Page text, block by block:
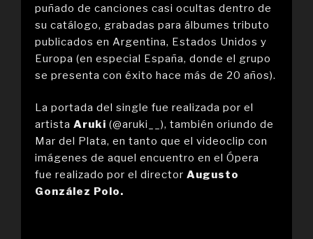
puñado de canciones casi ocultas dentro de
su catálogo, grabadas para álbumes tributo
publicados en Argentina, Estados Unidos y
Europa (en especial España, donde el grupo
se presenta con éxito hace más de 20 años).
La portada del single fue realizada por el
artista Aruki (@aruki__), también oriundo de
Mar del Plata, en tanto que el videoclip con
imágenes de aquel encuentro en el Ópera
fue realizado por el director Augusto
González Polo.